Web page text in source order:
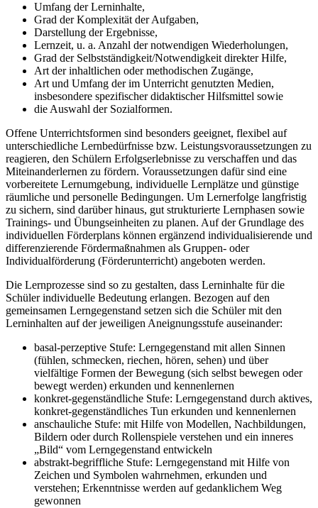
Umfang der Lerninhalte,
Grad der Komplexität der Aufgaben,
Darstellung der Ergebnisse,
Lernzeit, u. a. Anzahl der notwendigen Wiederholungen,
Grad der Selbstständigkeit/Notwendigkeit direkter Hilfe,
Art der inhaltlichen oder methodischen Zugänge,
Art und Umfang der im Unterricht genutzten Medien,
insbesondere spezifischer didaktischer Hilfsmittel sowie
die Auswahl der Sozialformen.
Offene Unterrichtsformen sind besonders geeignet, flexibel auf
unterschiedliche Lernbedürfnisse bzw. Leistungsvoraussetzungen zu
reagieren, den Schülern Erfolgserlebnisse zu verschaffen und das
Miteinanderlernen zu fördern. Voraussetzungen dafür sind eine
vorbereitete Lernumgebung, individuelle Lernplätze und günstige
räumliche und personelle Bedingungen. Um Lernerfolge langfristig
zu sichern, sind darüber hinaus, gut strukturierte Lernphasen sowie
Trainings- und Übungseinheiten zu planen. Auf der Grundlage des
individuellen Förderplans können ergänzend individualisierende und
differenzierende Fördermaßnahmen als Gruppen- oder
Individualförderung (Förderunterricht) angeboten werden.
Die Lernprozesse sind so zu gestalten, dass Lerninhalte für die
Schüler individuelle Bedeutung erlangen. Bezogen auf den
gemeinsamen Lerngegenstand setzen sich die Schüler mit den
Lerninhalten auf der jeweiligen Aneignungsstufe auseinander:
basal-perzeptive Stufe: Lerngegenstand mit allen Sinnen
(fühlen, schmecken, riechen, hören, sehen) und über
vielfältige Formen der Bewegung (sich selbst bewegen oder
bewegt werden) erkunden und kennenlernen
konkret-gegenständliche Stufe: Lerngegenstand durch aktives,
konkret-gegenständliches Tun erkunden und kennenlernen
anschauliche Stufe: mit Hilfe von Modellen, Nachbildungen,
Bildern oder durch Rollenspiele verstehen und ein inneres
„Bild“ vom Lerngegenstand entwickeln
abstrakt-begriffliche Stufe: Lerngegenstand mit Hilfe von
Zeichen und Symbolen wahrnehmen, erkunden und
verstehen; Erkenntnisse werden auf gedanklichem Weg
gewonnen